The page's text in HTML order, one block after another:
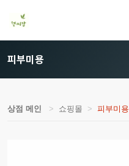
피부미용
상점 메인 쇼핑몰 피부미용